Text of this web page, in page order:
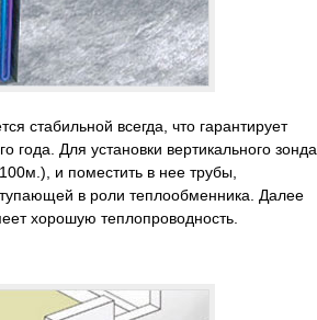
стабильной всегда, что гарантирует
года. Для установки вертикального зонда
и поместить в нее трубы,
в роли теплообменника. Далее
хорошую теплопроводность.